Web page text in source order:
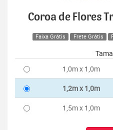
Coroa de Flores
Faixa Grátis Frete Grátis
1,0m x 1,0m
1,2m x 1,0m
1,5m x 1,0m